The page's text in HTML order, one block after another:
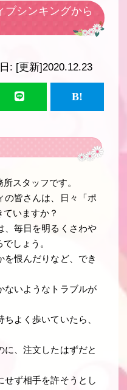
ブシンキングから
: [更新]2020.12.23
スタッフです。
の皆さんは、日々「ポ
いますか？
、毎日を明るくさわや
しょう。
を恨んだりなど、でき
ないようなトラブルが
よく歩いていたら、
に、注文したはずだと
せず相手を許そうとし